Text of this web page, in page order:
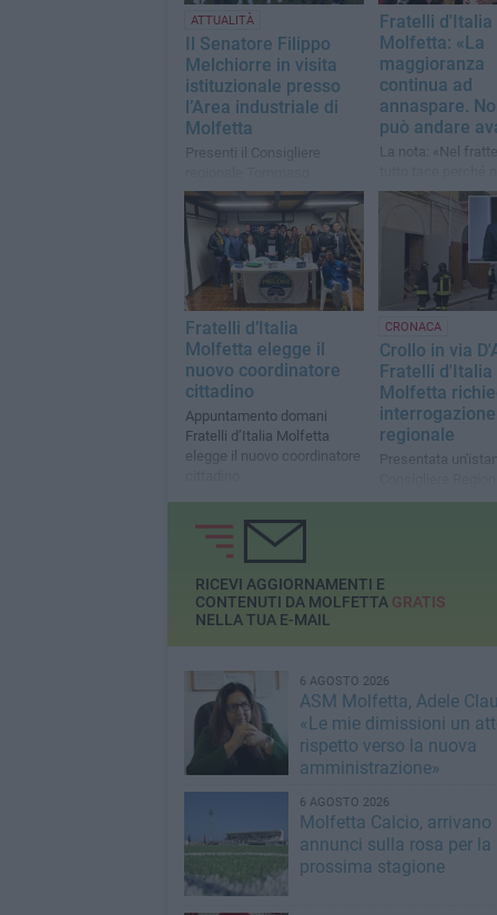
ATTUALITÀ
Il Senatore Filippo
Melchiorre in visita
istituzionale presso
l’Area industriale di
Molfetta
Presenti il Consigliere
Scatigna e al Coordinatore
locale di Fratelli d’Italia,
Adamo Logrieco
Fratelli d'Italia
Molfetta: «La
maggioranza
continua ad
annaspare.
può andare
La nota: «Nel
degli
coraggio di
realtà»
Fratelli d’Italia
Molfetta elegge il
nuovo coordinatore
cittadino
Appuntamento domani
Fratelli d’Italia Molfetta
elegge il nuovo coordinatore
CRONACA
Crollo in via
Fratelli d'Italia
Molfetta
interrogazione
regionale
Presentata
Tommaso
RICEVI AGGIORNAMENTI E
CONTENUTI DA MOLFETTA GRATIS
NELLA TUA E-MAIL
6 AGOSTO 2026
ASM Molfetta, Adele
«Le mie dimissioni un
rispetto verso la nuova
amministrazione»
6 AGOSTO 2026
Molfetta Calcio, arrivano
annunci sulla rosa per la
prossima stagione